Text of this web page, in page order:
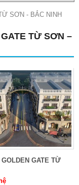
SƠN - BẮC NINH
TỪ SƠN –
GOLDEN GATE TỪ